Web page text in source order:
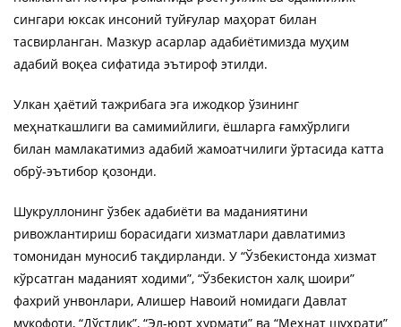
сингари юксак инсоний туйғулар маҳорат билан
тасвирланган. Мазкур асарлар адабиётимизда муҳим
адабий воқеа сифатида эътироф этилди.
Улкан ҳаётий тажрибага эга ижодкор ўзининг
меҳнаткашлиги ва самимийлиги, ёшларга ғамхўрлиги
билан мамлакатимиз адабий жамоатчилиги ўртасида катта
обрў-эътибор қозонди.
Шукруллонинг ўзбек адабиёти ва маданиятини
ривожлантириш борасидаги хизматлари давлатимиз
томонидан муносиб тақдирланди. У “Ўзбекистонда хизмат
кўрсатган маданият ходими”, “Ўзбекистон халқ шоири”
фахрий унвонлари, Алишер Навоий номидаги Давлат
мукофоти, “Дўстлик”, “Эл-юрт ҳурмати” ва “Меҳнат шуҳрати”